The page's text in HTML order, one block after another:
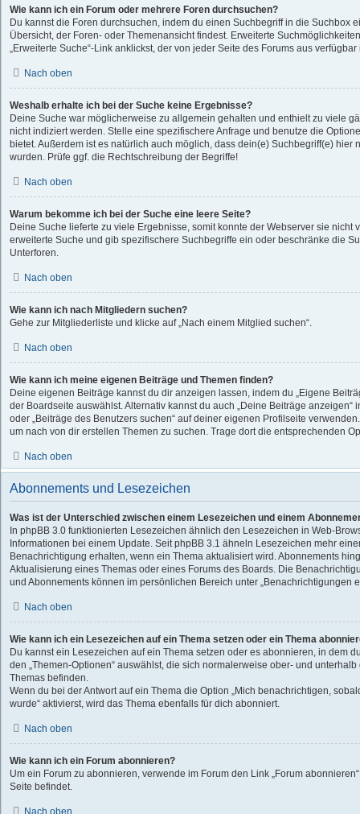
Wie kann ich ein Forum oder mehrere Foren durchsuchen?
Du kannst die Foren durchsuchen, indem du einen Suchbegriff in die Suchbox
Übersicht, der Foren- oder Themenansicht findest. Erweiterte
„Erweiterte Suche“-Link anklickst, der von jeder Seite des Forums aus verfügbar
Nach oben
Weshalb erhalte ich bei der Suche keine Ergebnisse?
Deine Suche war möglicherweise zu allgemein gehalten und enthielt zu viele
nicht indiziert werden. Stelle eine spezifischere Anfrage und benutze die
bietet. Außerdem ist es natürlich auch möglich, dass dein(e) Suchbegriff(e) hier
wurden. Prüfe ggf. die Rechtschreibung der Begriffe!
Nach oben
Warum bekomme ich bei der Suche eine leere Seite?
Deine Suche lieferte zu viele Ergebnisse, somit konnte der Webserver sie nicht
erweiterte Suche und gib spezifischere Suchbegriffe ein oder beschränke die
Unterforen.
Nach oben
Wie kann ich nach Mitgliedern suchen?
Gehe zur Mitgliederliste und klicke auf „Nach einem Mitglied suchen“.
Nach oben
Wie kann ich meine eigenen Beiträge und Themen finden?
Deine eigenen Beiträge kannst du dir anzeigen lassen, indem du „Eigene
der Boardseite auswählst. Alternativ kannst du auch „Deine Beiträge
oder „Beiträge des Benutzers suchen“ auf deiner eigenen Profilseite
um nach von dir erstellen Themen zu suchen. Trage dort die entsprechenden
Nach oben
Abonnements und Lesezeichen
Was ist der Unterschied zwischen einem Lesezeichen und einem
In phpBB 3.0 funktionierten Lesezeichen ähnlich den Lesezeichen in Web-
Informationen bei einem Update. Seit phpBB 3.1 ähneln Lesezeichen mehr
Benachrichtigung erhalten, wenn ein Thema aktualisiert wird. Abonnements
Aktualisierung eines Themas oder eines Forums des Boards. Die
und Abonnements können im persönlichen Bereich unter „Benachrichtigungen
Nach oben
Wie kann ich ein Lesezeichen auf ein Thema setzen oder ein Thema
Du kannst ein Lesezeichen auf ein Thema setzen oder es abonnieren, in dem
den „Themen-Optionen“ auswählst, die sich normalerweise ober- und
Themas befinden.
Wenn du bei der Antwort auf ein Thema die Option „Mich benachrichtigen,
wurde“ aktivierst, wird das Thema ebenfalls für dich abonniert.
Nach oben
Wie kann ich ein Forum abonnieren?
Um ein Forum zu abonnieren, verwende im Forum den Link „Forum
Seite befindet.
Nach oben